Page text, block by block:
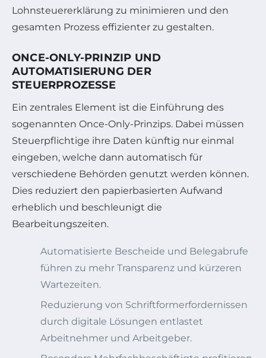
Lohnsteuererklärung zu minimieren und den
gesamten Prozess effizienter zu gestalten.
ONCE-ONLY-PRINZIP UND
AUTOMATISIERUNG DER
STEUERPROZESSE
Ein zentrales Element ist die Einführung des
sogenannten Once-Only-Prinzips. Dabei müssen
Steuerpflichtige ihre Daten künftig nur einmal
eingeben, welche dann automatisch für
verschiedene Behörden genutzt werden können.
Dies reduziert den papierbasierten Aufwand
erheblich und beschleunigt die
Bearbeitungszeiten.
Automatisierte Bescheide und Belegabrufe
führen zu mehr Transparenz und kürzeren
Wartezeiten.
Reduzierung von Schriftformerfordernissen
durch digitale Lösungen entlastet
Arbeitnehmer und Arbeitgeber.